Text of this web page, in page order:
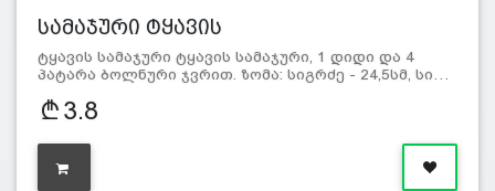
სამაჯური ტყავის
ტყავის სამაჯური ტყავის სამაჯური, 1 დიდი და 4
პატარა ბოლნური ჯვრით. ზომა: სიგრძე - 24,5სმ, სი…
3.8